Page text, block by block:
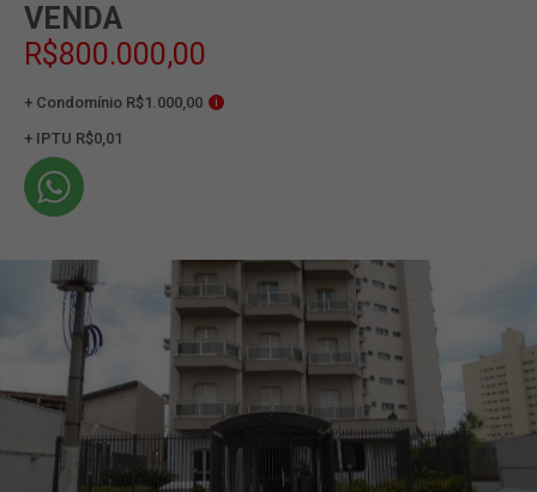
VENDA
R$800.000,00
+ Condomínio R$1.000,00 i
+ IPTU R$0,01